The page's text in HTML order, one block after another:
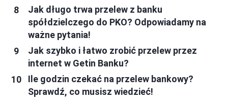
Jak długo trwa przelew z banku
spółdzielczego do PKO? Odpowiadamy na
ważne pytania!
Jak szybko i łatwo zrobić przelew przez
internet w Getin Banku?
Ile godzin czekać na przelew bankowy?
Sprawdź, co musisz wiedzieć!